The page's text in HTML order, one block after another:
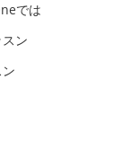
では
ン